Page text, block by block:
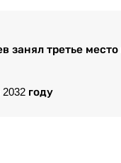
третье место
году